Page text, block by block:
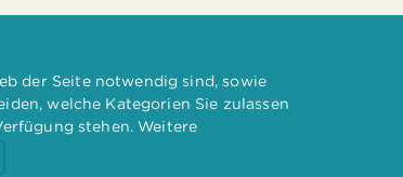
der Seite notwendig sind, sowie
welche Kategorien Sie zulassen
stehen. Weitere